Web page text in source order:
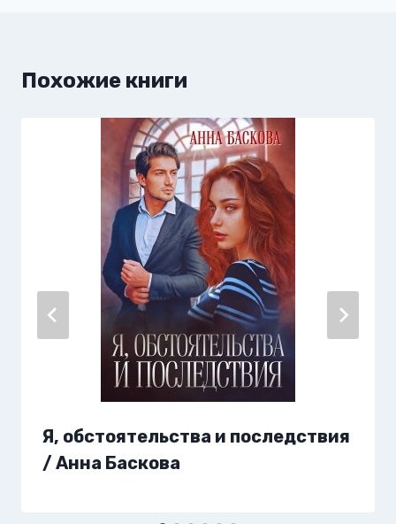
Похожие книги
Я, обстоятельства и последствия
/ Анна Баскова